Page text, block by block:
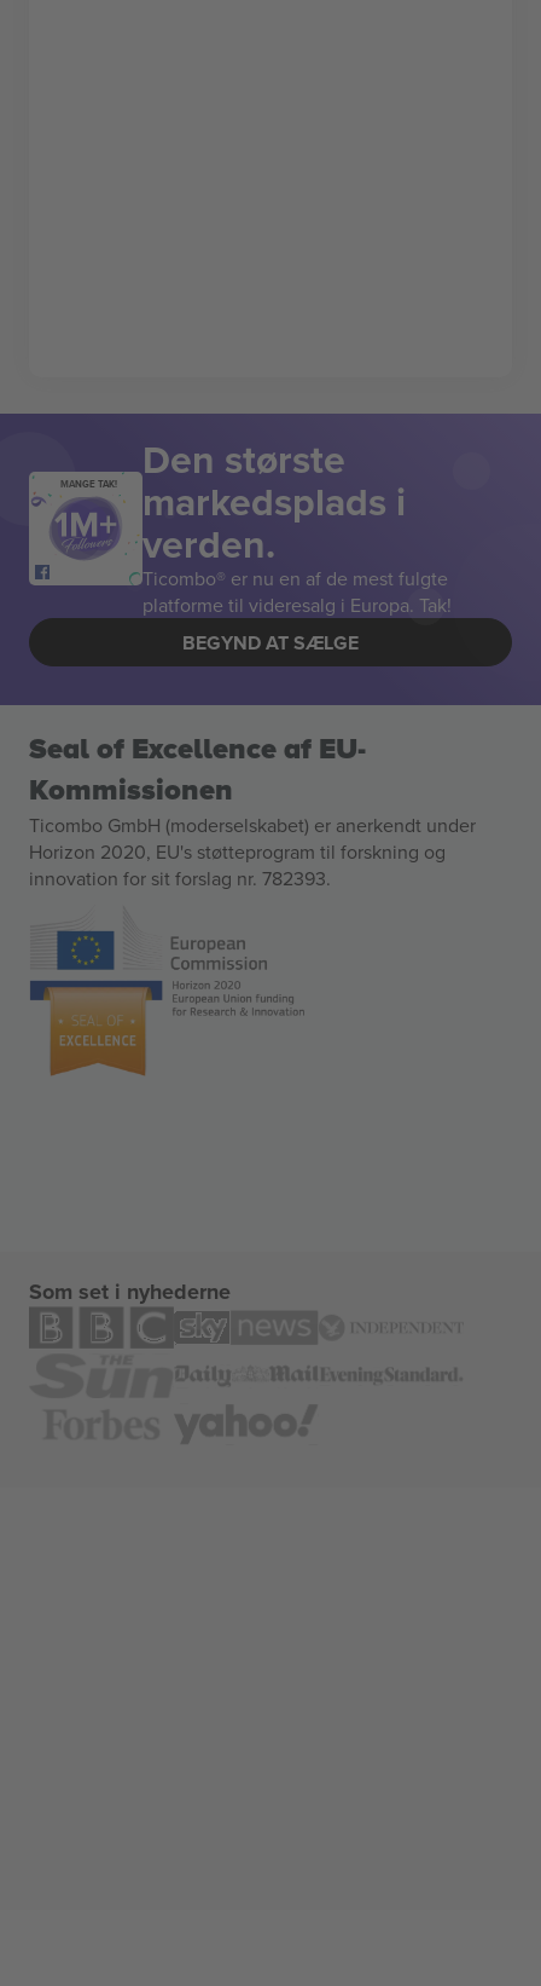
MANGE TAK! Den største
markedsplads i
verden.
Ticombo® er nu en af de mest fulgte
platforme til videresalg i Europa. Tak!
BEGYND AT SÆLGE
Seal of Excellence af EU-
Kommissionen
Ticombo GmbH (moderselskabet) er anerkendt under
Horizon 2020, EU's støtteprogram til forskning og
innovation for sit forslag nr. 782393.
Som set i nyhederne